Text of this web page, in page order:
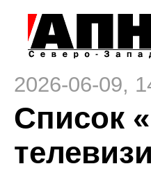
2026-06-09,
Список